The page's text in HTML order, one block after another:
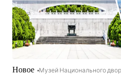
Новое Музей Национального